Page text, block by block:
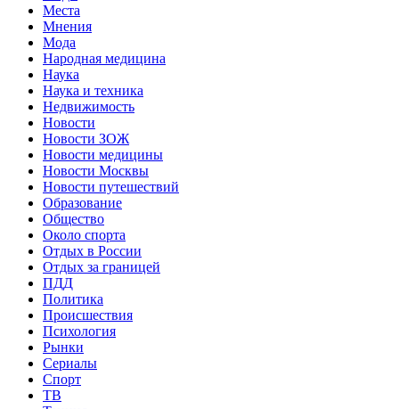
Места
Мнения
Мода
Народная медицина
Наука
Наука и техника
Недвижимость
Новости
Новости ЗОЖ
Новости медицины
Новости Москвы
Новости путешествий
Образование
Общество
Около спорта
Отдых в России
Отдых за границей
ПДД
Политика
Происшествия
Психология
Рынки
Сериалы
Спорт
ТВ